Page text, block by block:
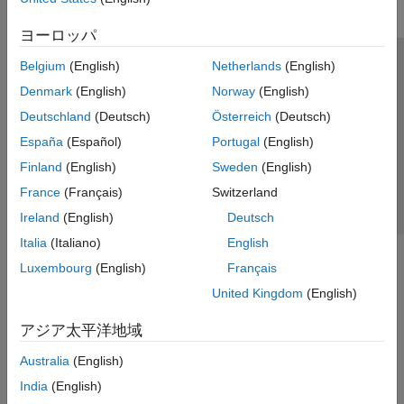
ヨーロッパ
Belgium (English)
Denmark (English)
Deutschland (Deutsch)
España (Español)
Finland (English)
France (Français)
Ireland (English)
Italia (Italiano)
Luxembourg (English)
Netherlands(English)
Norway(English)
Österreich (Deutsch)
Portugal(English)
Sweden (English)
Switzerland
Deutsch
English
Français
United Kingdom (English)
アジア太平洋地域
Australia (English)
India (English)
トラストセンター
プライバシー ポリシー
違法コピー防止
アプリケーション ステータス
© 1994-2026 The MathWorks, Inc.